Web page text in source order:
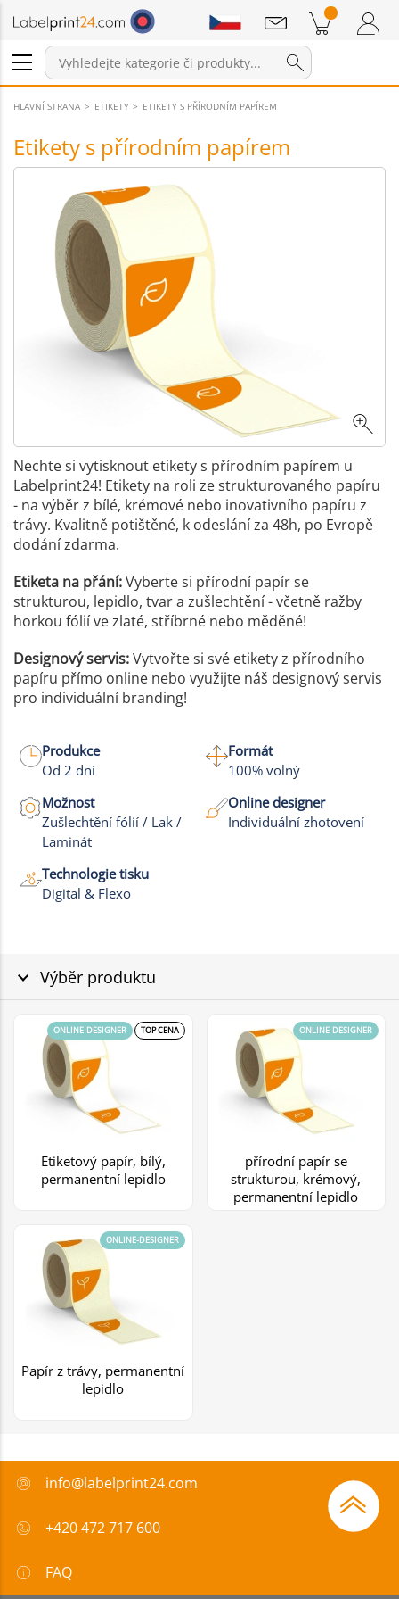
Přihlášení / Registrace
Položky v košíku Nákupní Košík
Sdělení
HLAVNÍ STRANA ETIKETY ETIKETY S PŘÍRODNÍM PAPÍREM
Etikety s přírodním papírem
Nechte si vytisknout etikety s přírodním papírem u
Labelprint24! Etikety na roli ze strukturovaného papíru
- na výběr z bílé, krémové nebo inovativního papíru z
trávy. Kvalitně potištěné, k odeslání za 48h, po Evropě
dodání zdarma.
Etiketa na přání:Vyberte si přírodní papír se
strukturou, lepidlo, tvar a zušlechtění - včetně ražby
horkou fólií ve zlaté, stříbrné nebo měděné!
Designový servis:Vytvořte si své etikety z přírodního
papíru přímo online nebo využijte náš designový servis
pro individuální branding!
Produkce
Od 2 dní
Formát
100% volný
Možnost
Zušlechtění fólií / Lak /
Laminát
Online designer
Individuální zhotovení
Technologie tisku
Digital & Flexo
Výběr produktu
Etiketový papír, bílý,
permanentní lepidlo
TOP CENA
ONLINE-DESIGNER
přírodní papír se
strukturou, krémový,
permanentní lepidlo
ONLINE-DESIGNER
Papír z trávy, permanentní
lepidlo
ONLINE-DESIGNER
info@labelprint24.com
+420 472 717 600
FAQ